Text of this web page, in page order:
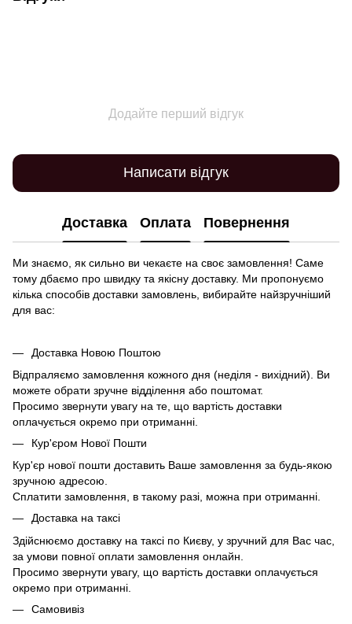
Додайте перший відгук
Написати відгук
Доставка Оплата Повернення
Ми знаємо, як сильно ви чекаєте на своє замовлення! Саме
тому дбаємо про швидку та якісну доставку. Ми пропонуємо
кілька способів доставки замовлень, вибирайте найзручніший
для вас:
Доставка Новою Поштою
Відпраляємо замовлення кожного дня (неділя - вихідний). Ви
можете обрати зручне відділення або поштомат.
Просимо звернути увагу на те, що вартість доставки
оплачується окремо при отриманні.
Кур'єром Нової Пошти
Кур'єр нової пошти доставить Ваше замовлення за будь-якою
зручною адресою.
Сплатити замовлення, в такому разі, можна при отриманні.
Доставка на таксі
Здійснюємо доставку на таксі по Києву, у зручний для Вас час,
за умови повної оплати замовлення онлайн.
Просимо звернути увагу, що вартість доставки оплачується
окремо при отриманні.
Самовивіз